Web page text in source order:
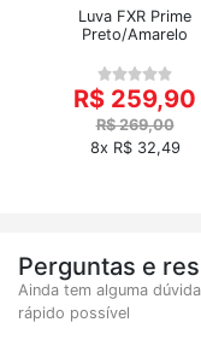
Luva FXR Prime
Preto/Amarelo
R$ 259,90
R$ 269,00
8x R$ 32,49
Perguntas e
Ainda tem alguma
rápido possível